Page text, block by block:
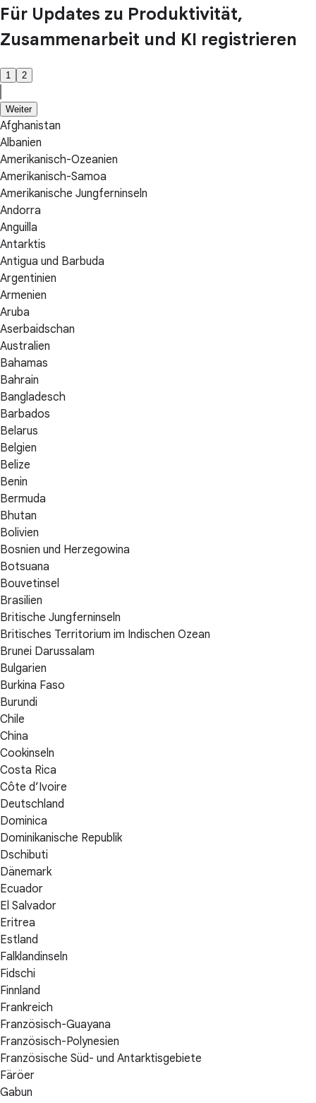
Für Updates zu Produktivität,
Zusammenarbeit und KI registrieren
1 2
Weiter
Afghanistan
Albanien
Amerikanisch-Ozeanien
Amerikanisch-Samoa
Amerikanische Jungferninseln
Andorra
Anguilla
Antarktis
Antigua und Barbuda
Argentinien
Armenien
Aruba
Aserbaidschan
Australien
Bahamas
Bahrain
Bangladesch
Barbados
Belarus
Belgien
Belize
Benin
Bermuda
Bhutan
Bolivien
Bosnien und Herzegowina
Botsuana
Bouvetinsel
Brasilien
Britische Jungferninseln
Britisches Territorium im Indischen Ozean
Brunei Darussalam
Bulgarien
Burkina Faso
Burundi
Chile
China
Cookinseln
Costa Rica
Côte d’Ivoire
Deutschland
Dominica
Dominikanische Republik
Dschibuti
Dänemark
Ecuador
El Salvador
Eritrea
Estland
Falklandinseln
Fidschi
Finnland
Frankreich
Französisch-Guayana
Französisch-Polynesien
Französische Süd- und Antarktisgebiete
Färöer
Gabun